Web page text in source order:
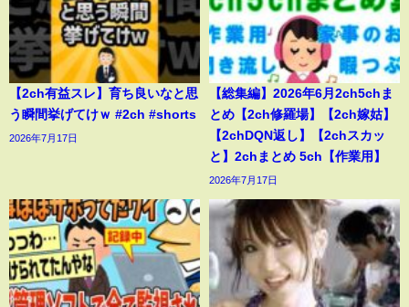
【2ch有益スレ】育ち良いなと思
う瞬間挙げてけｗ #2ch #shorts
2026年7月17日
【総集編】2026年6月2ch5chま
とめ【2ch修羅場】【2ch嫁姑】
【2chDQN返し】【2chスカッ
と】2chまとめ 5ch【作業用】
2026年7月17日